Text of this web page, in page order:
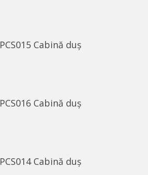
PCS015 Cabină duș
PCS016 Cabină duș
PCS014 Cabină duș